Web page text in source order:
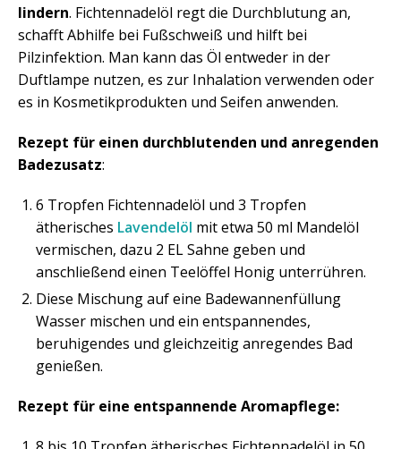
lindern. Fichtennadelöl regt die Durchblutung an,
schafft Abhilfe bei Fußschweiß und hilft bei
Pilzinfektion. Man kann das Öl entweder in der
Duftlampe nutzen, es zur Inhalation verwenden oder
es in Kosmetikprodukten und Seifen anwenden.
Rezept für einen durchblutenden und anregenden
Badezusatz:
6 Tropfen Fichtennadelöl und 3 Tropfen
ätherisches Lavendelöl mit etwa 50 ml Mandelöl
vermischen, dazu 2 EL Sahne geben und
anschließend einen Teelöffel Honig unterrühren.
Diese Mischung auf eine Badewannenfüllung
Wasser mischen und ein entspannendes,
beruhigendes und gleichzeitig anregendes Bad
genießen.
Rezept für eine entspannende Aromapflege: